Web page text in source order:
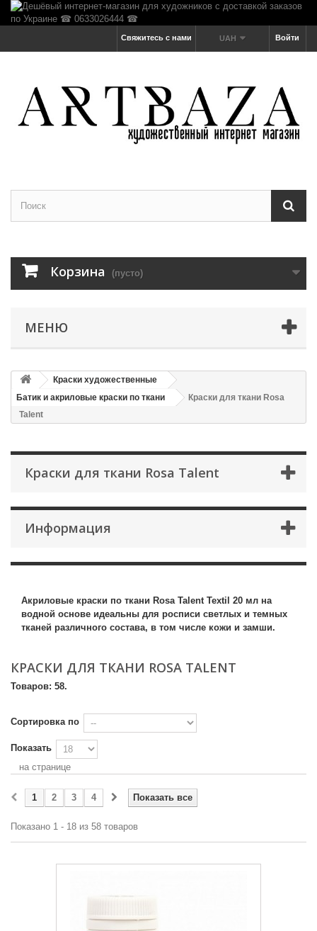
Войти
UAH
Свяжитесь с нами
Корзина (пусто)
МЕНЮ
Краски художественные
Батик и акриловые краски по ткани
Краски для ткани Rosa
Talent
Краски для ткани Rosa Talent
Информация
Акриловые краски по ткани Rosa Talent Textil 20 мл на
водной основе идеальны для росписи светлых и темных
тканей различного состава, в том числе кожи и замши.
КРАСКИ ДЛЯ ТКАНИ ROSA TALENT
Товаров: 58.
Сортировка по
Показать
на странице
Показать все
1 2 3 4
Показано 1 - 18 из 58 товаров